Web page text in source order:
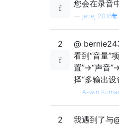
您会在录音
jetlej 2016年
2
@
看到“音量”
置”->“声音
择“多输出设
— Aswin Kumar
2
我遇到了与